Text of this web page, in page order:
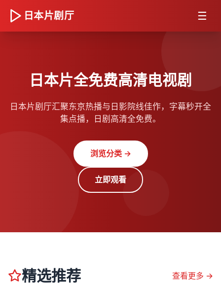
日本片剧厅 ☰
日本片全免费高清电视剧
日本片剧厅汇聚东京热播与日影院线佳作，字幕秒开全
集点播，日剧高清全免费。
浏览分类 →
立即观看
精选推荐 查看更多 →